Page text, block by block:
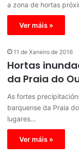
a zona de hortas
Ver máis »
11 de Xaneiro de 2016
Hortas
da Praia do
As fortes
barquense da Praia
lugares…
Ver máis »